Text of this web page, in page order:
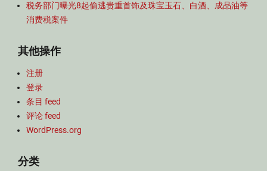
税务部门曝光8起偷逃贵重首饰及珠宝玉石、白酒、成品油等
消费税案件
其他操作
注册
登录
条目 feed
评论 feed
WordPress.org
分类